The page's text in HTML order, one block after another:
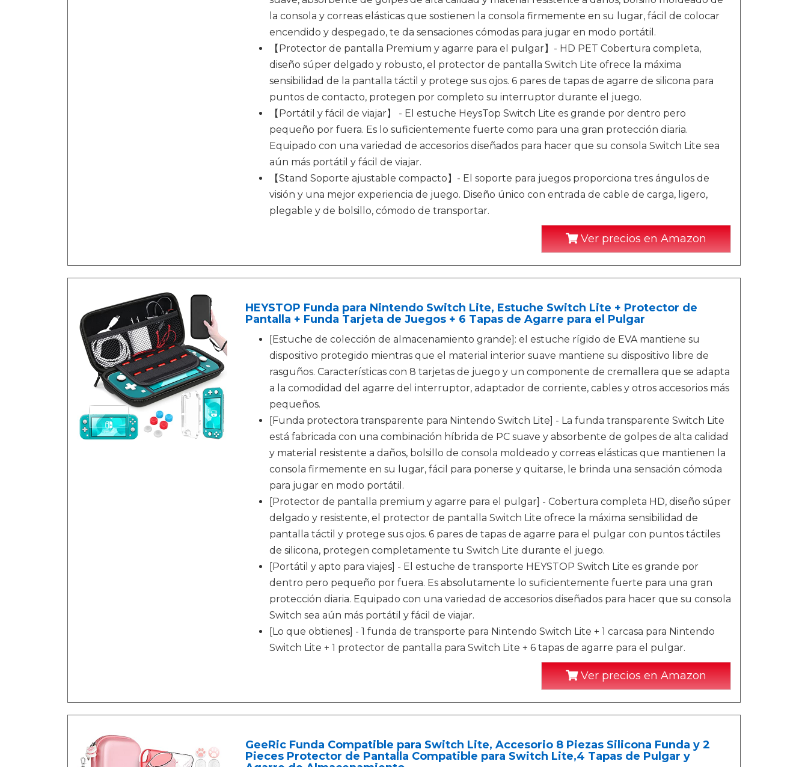
la consola y correas elásticas que sostienen la consola firmemente en su lugar, fácil de colocar
encendido y despegado, te da sensaciones cómodas para jugar en modo portátil.
【Protector de pantalla Premium y agarre para el pulgar】- HD PET Cobertura completa,
diseño súper delgado y robusto, el protector de pantalla Switch Lite ofrece la máxima
sensibilidad de la pantalla táctil y protege sus ojos. 6 pares de tapas de agarre de silicona para
puntos de contacto, protegen por completo su interruptor durante el juego.
【Portátil y fácil de viajar】 - El estuche HeysTop Switch Lite es grande por dentro pero
pequeño por fuera. Es lo suficientemente fuerte como para una gran protección diaria.
Equipado con una variedad de accesorios diseñados para hacer que su consola Switch Lite sea
aún más portátil y fácil de viajar.
【Stand Soporte ajustable compacto】- El soporte para juegos proporciona tres ángulos de
visión y una mejor experiencia de juego. Diseño único con entrada de cable de carga, ligero,
plegable y de bolsillo, cómodo de transportar.
Ver precios en Amazon
HEYSTOP Funda para Nintendo Switch Lite, Estuche Switch Lite + Protector de
Pantalla + Funda Tarjeta de Juegos + 6 Tapas de Agarre para el Pulgar
[Estuche de colección de almacenamiento grande]: el estuche rígido de EVA mantiene su
dispositivo protegido mientras que el material interior suave mantiene su dispositivo libre de
rasguños. Características con 8 tarjetas de juego y un componente de cremallera que se adapta
a la comodidad del agarre del interruptor, adaptador de corriente, cables y otros accesorios más
pequeños.
[Funda protectora transparente para Nintendo Switch Lite] - La funda transparente Switch Lite
está fabricada con una combinación híbrida de PC suave y absorbente de golpes de alta calidad
y material resistente a daños, bolsillo de consola moldeado y correas elásticas que mantienen la
consola firmemente en su lugar, fácil para ponerse y quitarse, le brinda una sensación cómoda
para jugar en modo portátil.
[Protector de pantalla premium y agarre para el pulgar] - Cobertura completa HD, diseño súper
delgado y resistente, el protector de pantalla Switch Lite ofrece la máxima sensibilidad de
pantalla táctil y protege sus ojos. 6 pares de tapas de agarre para el pulgar con puntos táctiles
de silicona, protegen completamente tu Switch Lite durante el juego.
[Portátil y apto para viajes] - El estuche de transporte HEYSTOP Switch Lite es grande por
dentro pero pequeño por fuera. Es absolutamente lo suficientemente fuerte para una gran
protección diaria. Equipado con una variedad de accesorios diseñados para hacer que su consola
Switch sea aún más portátil y fácil de viajar.
[Lo que obtienes] - 1 funda de transporte para Nintendo Switch Lite + 1 carcasa para Nintendo
Switch Lite + 1 protector de pantalla para Switch Lite + 6 tapas de agarre para el pulgar.
Ver precios en Amazon
GeeRic Funda Compatible para Switch Lite, Accesorio 8 Piezas Silicona Funda y 2
Pieces Protector de Pantalla Compatible para Switch Lite,4 Tapas de Pulgar y